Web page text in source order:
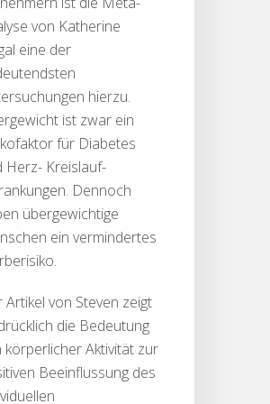
von Katherine
eine der
hierzu.
ist zwar ein
für Diabetes
Herz- Kreislauf-
Dennoch
übergewichtige
ein vermindertes
Artikel von Steven zeigt
die Bedeutung
körperlicher Aktivität zur
Beeinflussung des